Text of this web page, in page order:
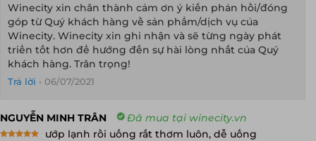
Winecity xin chân thành cảm ơn ý kiến phản hồi/đóng
góp từ Quý khách hàng về sản phẩm/dịch vụ của
Winecity. Winecity xin ghi nhận và sẽ từng ngày phát
triển tốt hơn để hướng đến sự hài lòng nhất của Quý
khách hàng. Trân trọng!
Trả lời • 06/07/2021
NGUYỄN MINH TRÂN Đã mua tại winecity.vn
ướp lạnh rồi uống rất thơm luôn, dễ uống